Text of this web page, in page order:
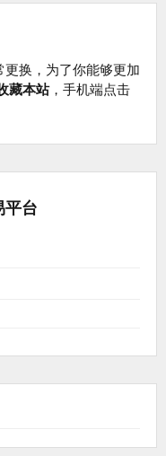
换，为了你能够更加
藏本站，手机端点击
平台